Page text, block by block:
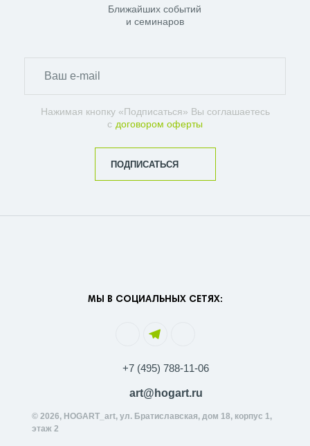
Ближайших событий
и семинаров
Нажимая кнопку «Подписаться» Вы соглашаетесь
с договором оферты
ПОДПИСАТЬСЯ
МЫ В СОЦИАЛЬНЫХ СЕТЯХ:
+7 (495) 788-11-06
art@hogart.ru
© 2026, HOGART_art, ул. Братиславская, дом 18, корпус 1,
этаж 2